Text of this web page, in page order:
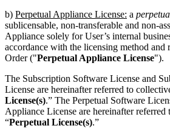
b) Perpetual Appliance License: a
sublicensable, non-transferable and non-
Appliance solely for User’s internal
accordance with the licensing method and
Order ("Perpetual Appliance License").
The Subscription Software License and
License are hereinafter referred to
License(s).” The Perpetual Software
Appliance License are hereinafter referred
“Perpetual License(s).”